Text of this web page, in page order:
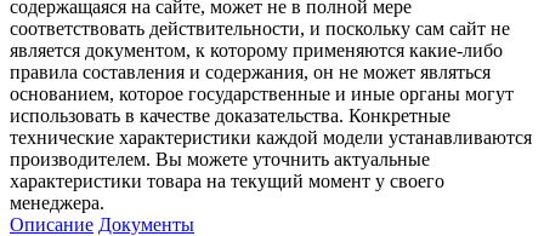
содержащаяся на сайте, может не в полной мере
соответствовать действительности, и поскольку сам сайт не
является документом, к которому применяются какие-либо
правила составления и содержания, он не может являться
основанием, которое государственные и иные органы могут
использовать в качестве доказательства. Конкретные
технические характеристики каждой модели устанавливаются
производителем. Вы можете уточнить актуальные
характеристики товара на текущий момент у своего
менеджера.
Описание Документы